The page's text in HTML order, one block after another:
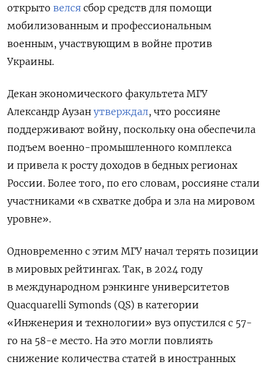
открыто велся сбор средств для помощи
мобилизованным и профессиональным
военным, участвующим в войне против
Украины.
Декан экономического факультета МГУ
Александр Аузан утверждал, что россияне
поддерживают войну, поскольку она обеспечила
подъем военно-промышленного комплекса
и привела к росту доходов в бедных регионах
России. Более того, по его словам, россияне стали
участниками «в схватке добра и зла на мировом
уровне».
Одновременно с этим МГУ начал терять позиции
в мировых рейтингах. Так, в 2024 году
в международном рэнкинге университетов
Quacquarelli Symonds (QS) в категории
«Инженерия и технологии» вуз опустился с 57-
го на 58-е место. На это могли повлиять
снижение количества статей в иностранных